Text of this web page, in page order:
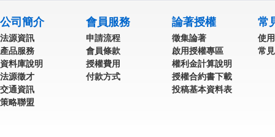
公司簡介
法源資訊
產品服務
資料庫說明
法源徵才
交通資訊
策略聯盟
會員服務
申請流程
會員條款
授權費用
付款方式
論著授權
徵集論著
啟用授權專區
權利金計算說明
授權合約書下載
投稿基本資料表
常
使
常